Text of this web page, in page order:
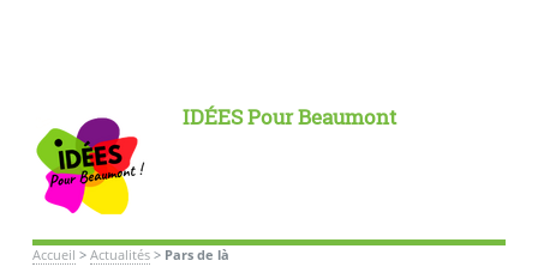
IDÉES Pour Beaumont
Accueil > Actualités> Pars de là